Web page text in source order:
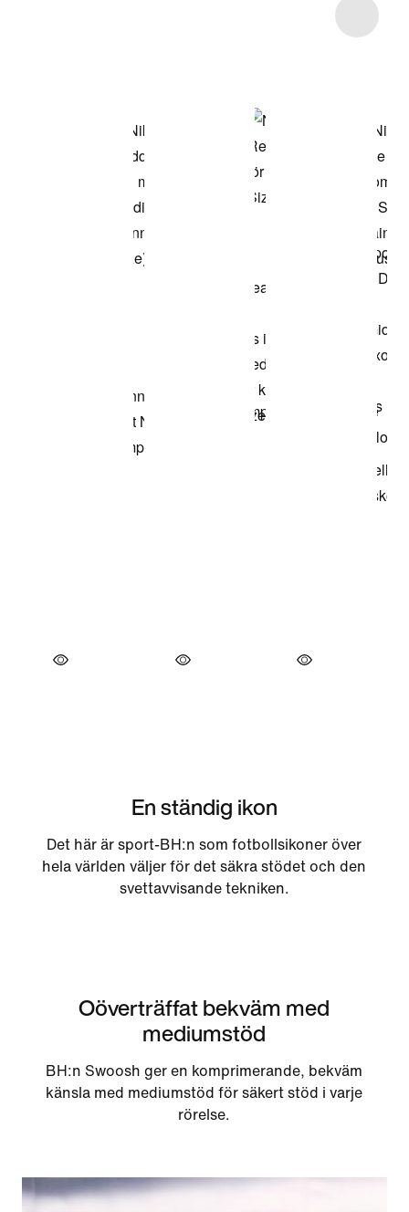
En ständig ikon
Det här är sport-BH:n som fotbollsikoner över
hela världen väljer för det säkra stödet och den
svettavvisande tekniken.
Oöverträffat bekväm med
mediumstöd
BH:n Swoosh ger en komprimerande, bekväm
känsla med mediumstöd för säkert stöd i varje
rörelse.